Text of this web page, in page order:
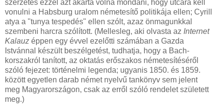
szerzetes ezzel azt akarta volna mondani, hogy utcára kell
vonulni a Habsburg uralom németesítő politikája ellen; Cyrill
atya a "tunya tespedés" ellen szólt, azaz önmagunkkal
szembeni harcra szólított. (Mellesleg, aki olvasta az Internet
Kalauz éppen egy évvel ezelőtti számában a Gazda
Istvánnal készült beszélgetést, tudhatja, hogy a Bach-
korszakról tanított, az oktatás erőszakos németesítéséről
szóló fejezet: történelmi legenda; ugyanis 1850. és 1859.
között egyetlen darab német nyelvű tankönyv sem jelent
meg Magyarországon, csak az erről szóló rendelet született
meg.)